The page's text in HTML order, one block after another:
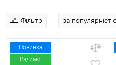
Фільтр
Новинка
Радимо